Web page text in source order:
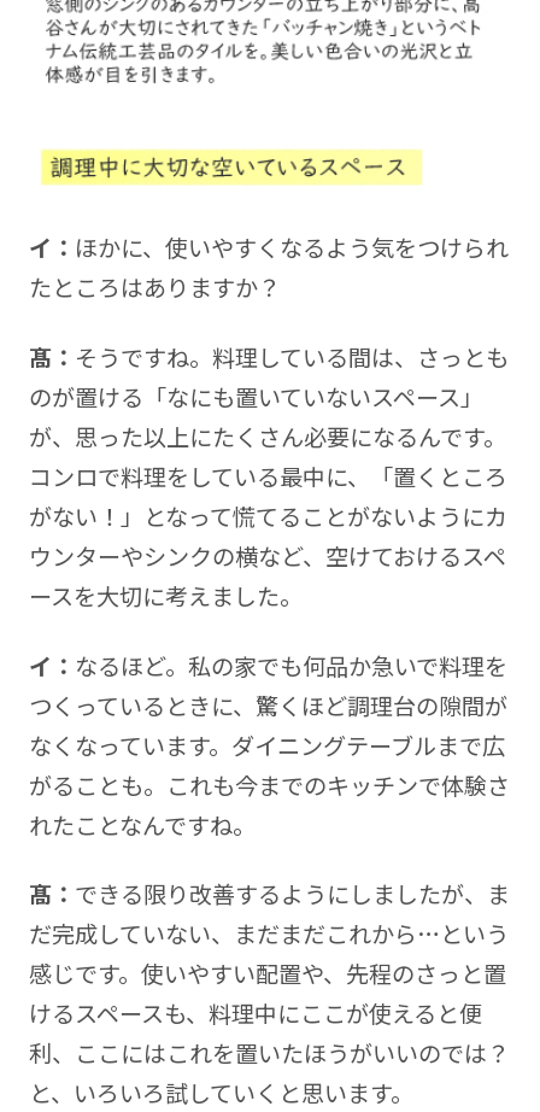
イ： ほかに、使いやすくなるよう気をつけられ
たところはありますか？
髙： そうですね。料理している間は、さっとも
のが置ける「なにも置いていないスペース」
が、思った以上にたくさん必要になるんです。
コンロで料理をしている最中に、「置くところ
がない！」となって慌てることがないようにカ
ウンターやシンクの横など、空けておけるスペ
ースを大切に考えました。
イ： なるほど。私の家でも何品か急いで料理を
つくっているときに、驚くほど調理台の隙間が
なくなっています。ダイニングテーブルまで広
がることも。これも今までのキッチンで体験さ
れたことなんですね。
髙： できる限り改善するようにしましたが、ま
だ完成していない、まだまだこれから…という
感じです。使いやすい配置や、先程のさっと置
けるスペースも、料理中にここが使えると便
利、ここにはこれを置いたほうがいいのでは？
と、いろいろ試していくと思います。